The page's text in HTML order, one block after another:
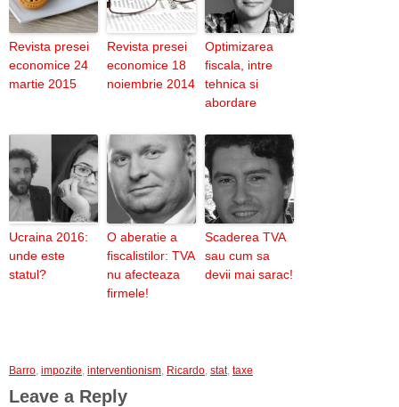
Revista presei
economice 24
martie 2015
Revista presei
economice 18
noiembrie 2014
Optimizarea
fiscala, intre
tehnica si
abordare
Ucraina 2016:
unde este
statul?
O aberatie a
fiscalistilor: TVA
nu afecteaza
firmele!
Scaderea TVA
sau cum sa
devii mai sarac!
Barro, impozite, interventionism, Ricardo, stat, taxe
Leave a Reply